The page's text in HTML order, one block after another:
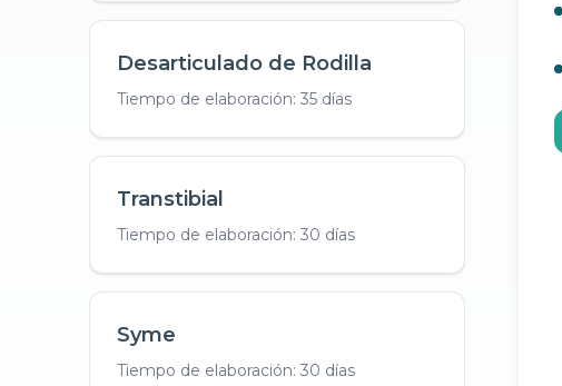
Desarticulado de Rodilla
Tiempo de elaboración: 35 días
Transtibial
Tiempo de elaboración: 30 días
Syme
Tiempo de elaboración: 30 días